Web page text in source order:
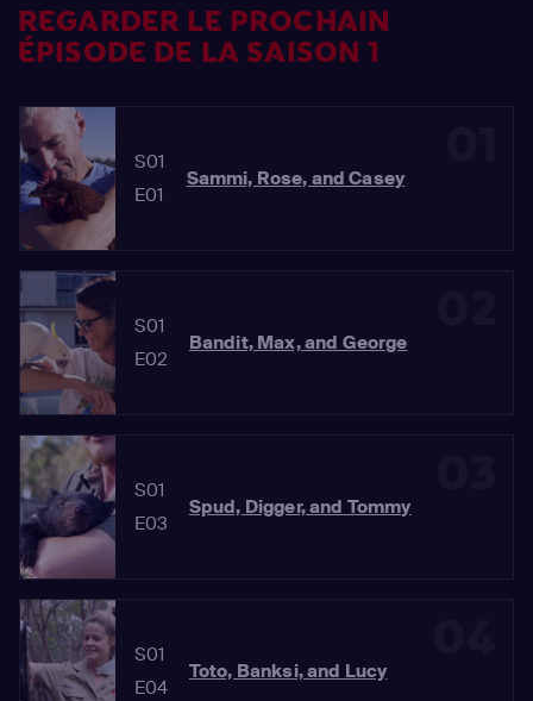
REGARDER LE PROCHAIN
ÉPISODE DE LA SAISON 1
S01
E01
Sammi, Rose, and Casey
S01
E02
Bandit, Max, and George
S01
E03
Spud, Digger, and Tommy
S01
E04
Toto, Banksi, and Lucy